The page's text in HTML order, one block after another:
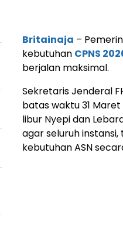
Britainaja –
kebutuhan CPNS
berjalan maksimal.
Sekretaris Jenderal
batas waktu 31
libur Nyepi dan
agar seluruh
kebutuhan ASN